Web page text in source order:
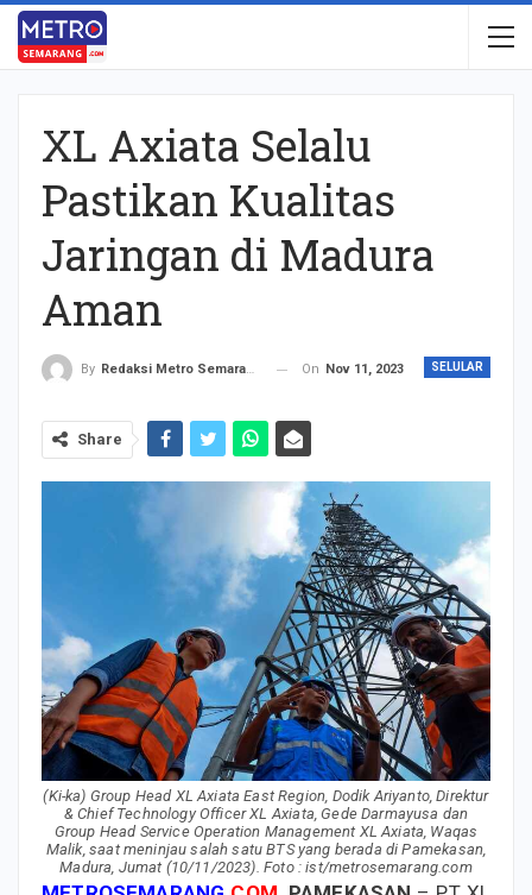
XL Axiata Selalu
Pastikan Kualitas
Jaringan di Madura
Aman
SELULAR
By Redaksi Metro Semarang On Nov 11, 2023
Share
(Ki-ka) Group Head XL Axiata East Region, Dodik Ariyanto, Direktur
& Chief Technology Officer XL Axiata, Gede Darmayusa dan
Group Head Service Operation Management XL Axiata, Waqas
Malik, saat meninjau salah satu BTS yang berada di Pamekasan,
Madura, Jumat (10/11/2023). Foto : ist/metrosemarang.com